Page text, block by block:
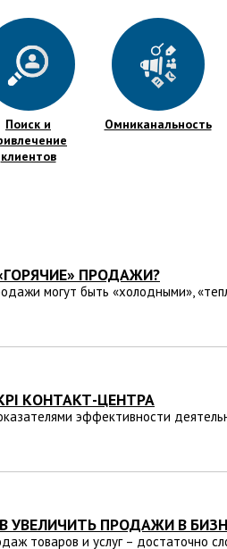
Поиск и
клиентов
Омниканальность
ПРОДАЖИ?
могут быть «холодными»,
КОНТАКТ-ЦЕНТРА
эффективности
УВЕЛИЧИТЬ ПРОДАЖИ В
товаров и услуг – достаточно